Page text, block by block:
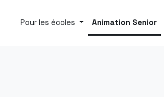
Pour les écoles Animation Senior